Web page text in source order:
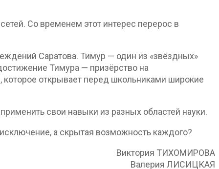
Со временем этот интерес перерос в
Саратова. Тимур — один из «звёздных»
Тимура — призёрство на
открывает перед школьниками широкие
свои навыки из разных областей науки.
а скрытая возможность каждого?
Виктория ТИХОМИРОВА
Валерия ЛИСИЦКАЯ